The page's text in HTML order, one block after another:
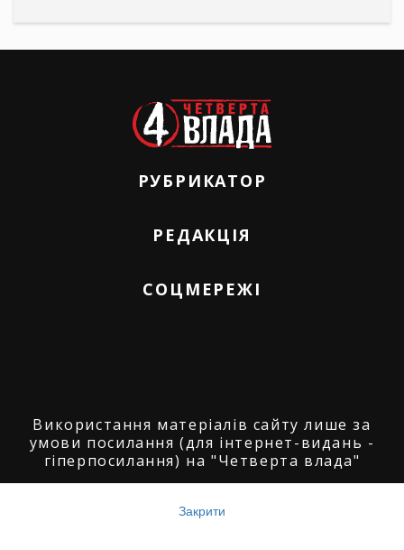
РУБРИКАТОР
РЕДАКЦІЯ
СОЦМЕРЕЖІ
Використання матеріалів сайту лише за
умови посилання (для інтернет-видань -
гіперпосилання) на "Четверта влада"
"Четверта влада": 2008-2026.
Закрити